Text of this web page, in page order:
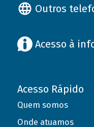
Outros
Acesso à
Acesso Rápido
Quem somos
Onde atuamos